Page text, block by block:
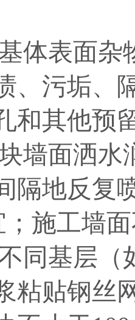
体表面杂
、污垢、
和其他预
墙面洒水
隔地反复
；施工墙
同基层（
粘贴钢丝